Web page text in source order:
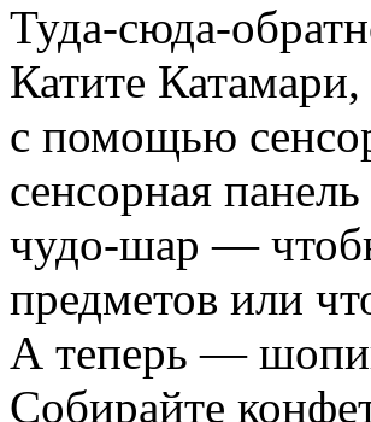
Туда-сюда-
Катите Катамари,
с помощью
сенсорная
чудо-шар —
предметов или
А теперь —
Собирайте